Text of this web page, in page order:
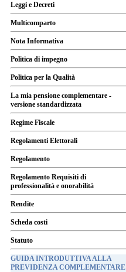
Leggi e Decreti
Multicomparto
Nota Informativa
Politica di impegno
Politica per la Qualità
La mia pensione complementare -
versione standardizzata
Regime Fiscale
Regolamenti Elettorali
Regolamento
Regolamento Requisiti di
professionalità e onorabilità
Rendite
Scheda costi
Statuto
GUIDA INTRODUTTIVA ALLA
PREVIDENZA COMPLEMENTARE